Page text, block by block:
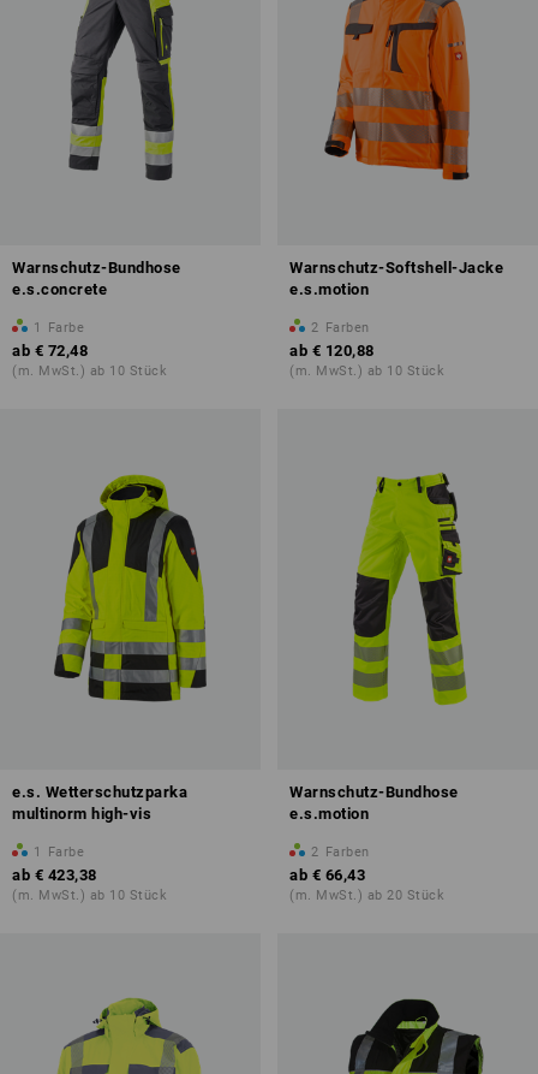
Warnschutz-Bundhose
e.s.concrete
1 Farbe
ab € 72,48
(m. MwSt.) ab 10 Stück
Warnschutz-Softshell-Jacke
e.s.motion
2 Farben
ab € 120,88
(m. MwSt.) ab 10 Stück
e.s. Wetterschutzparka
multinorm high-vis
1 Farbe
ab € 423,38
(m. MwSt.) ab 10 Stück
Warnschutz-Bundhose
e.s.motion
2 Farben
ab € 66,43
(m. MwSt.) ab 20 Stück